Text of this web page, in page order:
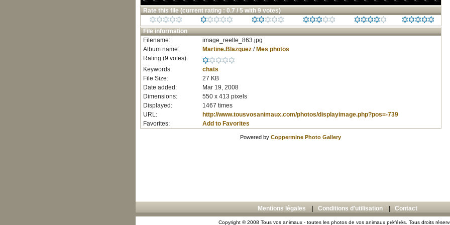
Rate this file (current rating : 0.7 / 5 with 9 votes)
File information
Filename:
image_reelle_863.jpg
Album name:
Martine.Blazquez/ Mes photos
Rating (9 votes):
Keywords:
chats
File Size:
27 KB
Date added:
Mar 19, 2008
Dimensions:
550 x 413 pixels
Displayed:
1467 times
URL:
http://www.tousvosanimaux.com/photos/displayimage.php?pos=-739
Favorites:
Add to Favorites
Powered by Coppermine Photo Gallery
Mentions légales Conditions d'utilisation Contact
Copyright © 2008 Tous vos animaux - toutes les photos de vos animaux préférés. Tous droits